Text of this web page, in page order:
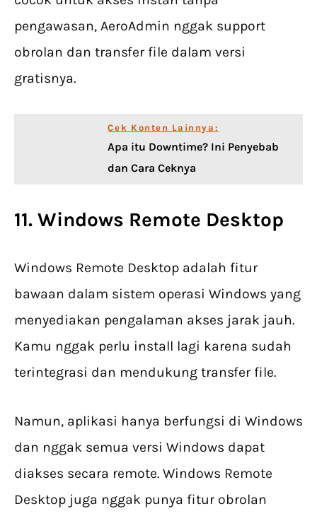
pengawasan, AeroAdmin nggak support
obrolan dan transfer file dalam versi
gratisnya.
Cek Konten Lainnya:
Apa itu Downtime? Ini Penyebab
dan Cara Ceknya
11. Windows Remote Desktop
Windows Remote Desktop adalah fitur
bawaan dalam sistem operasi Windows yang
menyediakan pengalaman akses jarak jauh.
Kamu nggak perlu install lagi karena sudah
terintegrasi dan mendukung transfer file.
Namun, aplikasi hanya berfungsi di Windows
dan nggak semua versi Windows dapat
diakses secara remote. Windows Remote
Desktop juga nggak punya fitur obrolan